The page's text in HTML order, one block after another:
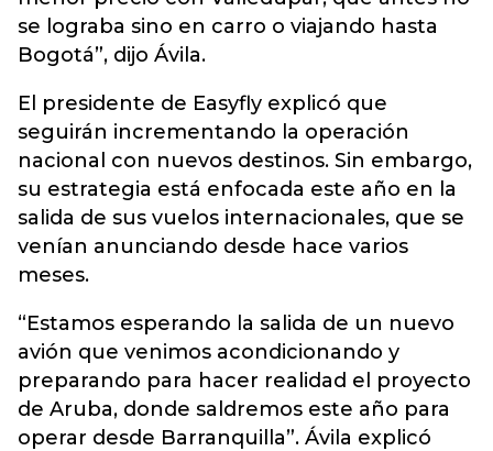
se lograba sino en carro o viajando hasta
Bogotá”, dijo Ávila.
El presidente de Easyfly explicó que
seguirán incrementando la operación
nacional con nuevos destinos. Sin embargo,
su estrategia está enfocada este año en la
salida de sus vuelos internacionales, que se
venían anunciando desde hace varios
meses.
“Estamos esperando la salida de un nuevo
avión que venimos acondicionando y
preparando para hacer realidad el proyecto
de Aruba, donde saldremos este año para
operar desde Barranquilla”. Ávila explicó